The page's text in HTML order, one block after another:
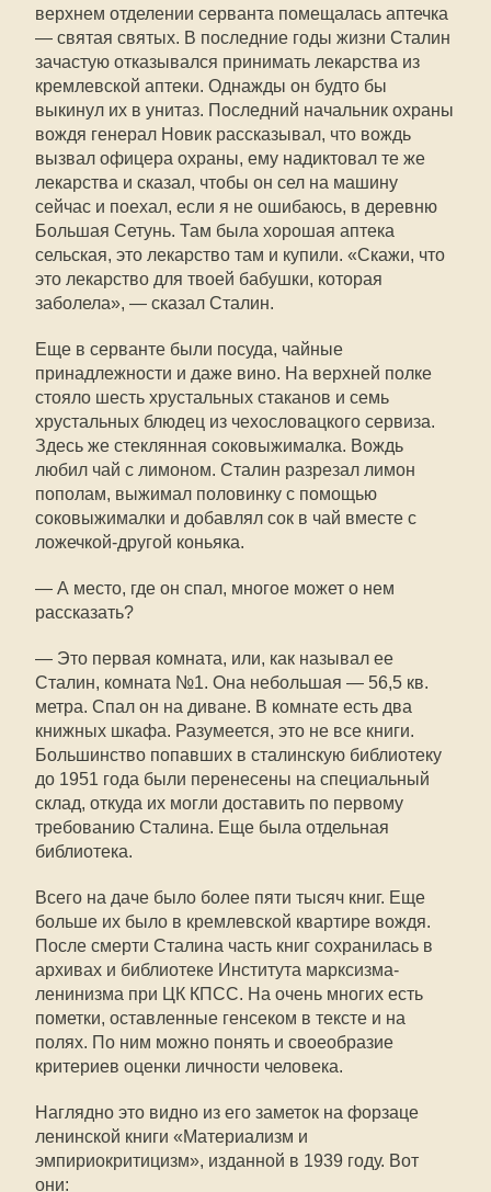
верхнем отделении серванта помещалась аптечка
— святая святых. В последние годы жизни Сталин
зачастую отказывался принимать лекарства из
кремлевской аптеки. Однажды он будто бы
выкинул их в унитаз. Последний начальник охраны
вождя генерал Новик рассказывал, что вождь
вызвал офицера охраны, ему надиктовал те же
лекарства и сказал, чтобы он сел на машину
сейчас и поехал, если я не ошибаюсь, в деревню
Большая Сетунь. Там была хорошая аптека
сельская, это лекарство там и купили. «Скажи, что
это лекарство для твоей бабушки, которая
заболела», — сказал Сталин.
Еще в серванте были посуда, чайные
принадлежности и даже вино. На верхней полке
стояло шесть хрустальных стаканов и семь
хрустальных блюдец из чехословацкого сервиза.
Здесь же стеклянная соковыжималка. Вождь
любил чай с лимоном. Сталин разрезал лимон
пополам, выжимал половинку с помощью
соковыжималки и добавлял сок в чай вместе с
ложечкой-другой коньяка.
— А место, где он спал, многое может о нем
рассказать?
— Это первая комната, или, как называл ее
Сталин, комната №1. Она небольшая — 56,5 кв.
метра. Спал он на диване. В комнате есть два
книжных шкафа. Разумеется, это не все книги.
Большинство попавших в сталинскую библиотеку
до 1951 года были перенесены на специальный
склад, откуда их могли доставить по первому
требованию Сталина. Еще была отдельная
библиотека.
Всего на даче было более пяти тысяч книг. Еще
больше их было в кремлевской квартире вождя.
После смерти Сталина часть книг сохранилась в
архивах и библиотеке Института марксизма-
ленинизма при ЦК КПСС. На очень многих есть
пометки, оставленные генсеком в тексте и на
полях. По ним можно понять и своеобразие
критериев оценки личности человека.
Наглядно это видно из его заметок на форзаце
ленинской книги «Материализм и
эмпириокритицизм», изданной в 1939 году. Вот
они: